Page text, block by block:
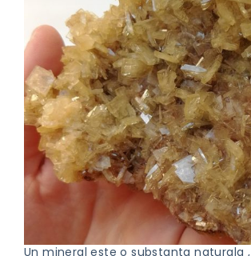
Un mineral este o substanta naturala ,